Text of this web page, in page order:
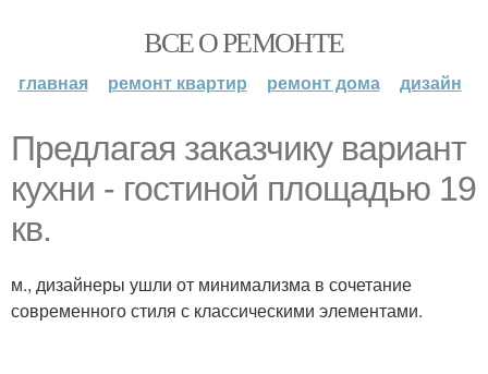
ВСЕ О РЕМОНТЕ
главная ремонт квартир ремонт дома дизайн
Предлагая заказчику вариант
кухни - гостиной площадью 19
кв.
м., дизайнеры ушли от минимализма в сочетание
современного стиля с классическими элементами.